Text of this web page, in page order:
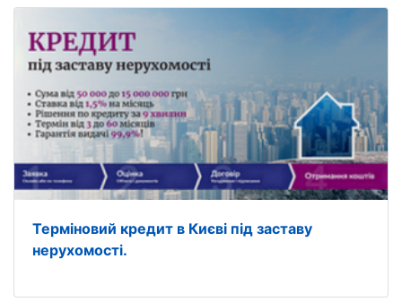
Терміновий кредит в Києві під заставу
нерухомості.